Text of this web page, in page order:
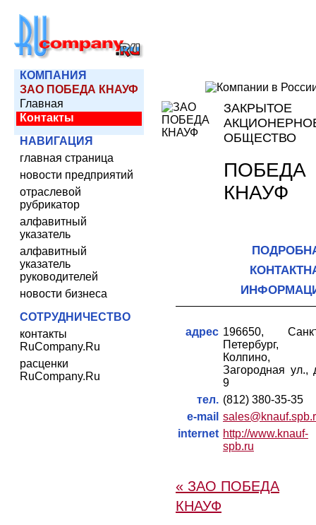
КОМПАНИЯ
ЗАО ПОБЕДА КНАУФ
Главная
Контакты
НАВИГАЦИЯ
главная страница
новости предприятий
отраслевой
рубрикатор
алфавитный
указатель
алфавитный
указатель
руководителей
новости бизнеса
СОТРУДНИЧЕСТВО
контакты
RuCompany.Ru
расценки
RuCompany.Ru
ЗАКРЫТОЕ
ОБЩЕСТВО
ПОБЕДА
КНАУФ
адрес 196650,
Петербург,
Колпино,
Загородная ул.,
9
тел. (812) 380-35-35
e-mail
internet http://www.knauf-
spb.ru
« ЗАО ПОБЕДА
КНАУФ